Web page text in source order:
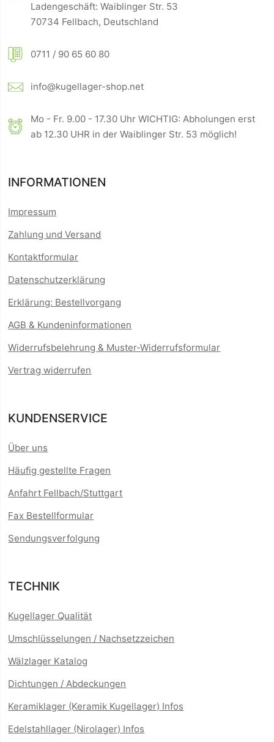
Ladengeschäft: Waiblinger Str. 53
70734 Fellbach, Deutschland
0711 / 90 65 60 80
info@kugellager-shop.net
Mo - Fr. 9.00 - 17.30 Uhr WICHTIG: Abholungen erst
ab 12.30 UHR in der Waiblinger Str. 53 möglich!
INFORMATIONEN
Impressum
Zahlung und Versand
Kontaktformular
Datenschutzerklärung
Erklärung: Bestellvorgang
AGB & Kundeninformationen
Widerrufsbelehrung & Muster-Widerrufsformular
Vertrag widerrufen
KUNDENSERVICE
Über uns
Häufig gestellte Fragen
Anfahrt Fellbach/Stuttgart
Fax Bestellformular
Sendungsverfolgung
TECHNIK
Kugellager Qualität
Umschlüsselungen / Nachsetzzeichen
Wälzlager Katalog
Dichtungen / Abdeckungen
Keramiklager (Keramik Kugellager) Infos
Edelstahllager (Nirolager) Infos